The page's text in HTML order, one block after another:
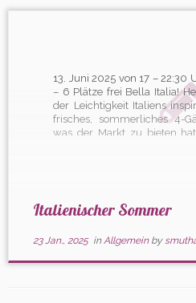
13. Juni 2025 von 17 – 22:30
– 6 Plätze frei Bella Italia!
der Leichtigkeit Italiens
frisches, sommerliches 4-
was der Markt zu bieten
Italienischer Sommer
23 Jan., 2025inAllgemein by